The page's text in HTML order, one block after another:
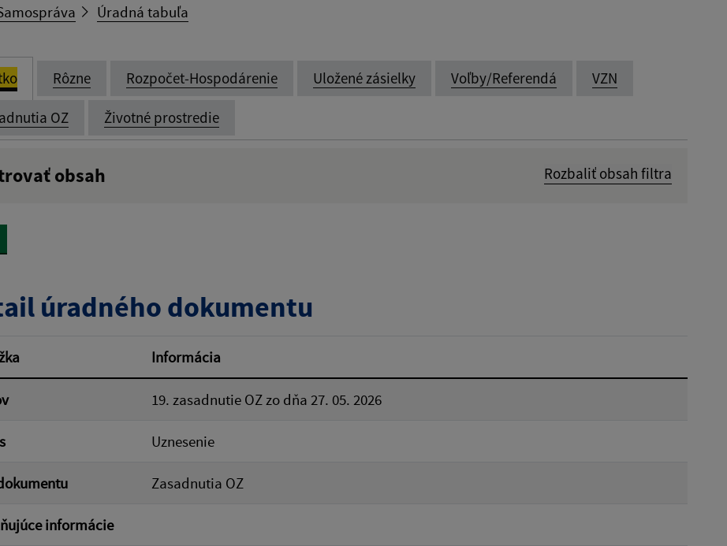
Úradná tabuľa
Rôzne Rozpočet-Hospodárenie Uložené zásielky Voľby/Referendá VZN
OZ Životné prostredie
obsah Rozbaliť obsah filtra
úradného dokumentu
Informácia
19. zasadnutie OZ zo dňa 27. 05. 2026
Uznesenie
Zasadnutia OZ
informácie